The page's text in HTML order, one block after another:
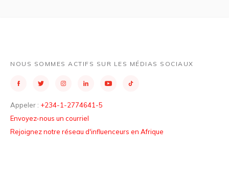
NOUS SOMMES ACTIFS SUR LES MÉDIAS SOCIAUX
Appeler : +234-1-2774641-5
Envoyez-nous un courriel
Rejoignez notre réseau d'influenceurs en Afrique